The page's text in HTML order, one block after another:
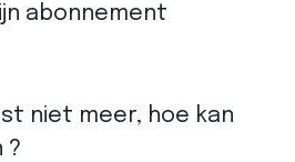
abonnement
niet meer, hoe kan
?